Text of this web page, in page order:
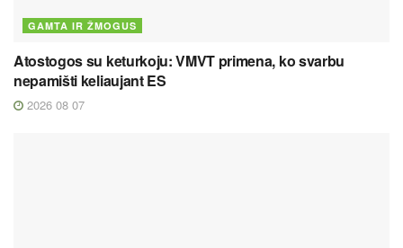
GAMTA IR ŽMOGUS
Atostogos su keturkoju: VMVT primena, ko svarbu
nepamišti keliaujant ES
2026 08 07